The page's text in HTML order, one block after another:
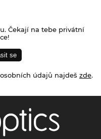
Čekají na tebe privátní
údajů najdeš zde.